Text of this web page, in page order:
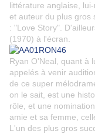
littérature anglaise,
et auteur du plus gros
: "Love Story".
(1970) à l'écran.
Ryan O'Neal, quant à
appelés à venir
de ce super
on le sait, est une
rôle, et une
amie et sa femme,
L'un des plus gros